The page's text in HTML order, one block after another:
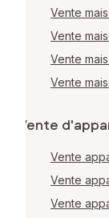
Vente
Vente
Vente
Vente
Vente
Vente
Vente
Vente